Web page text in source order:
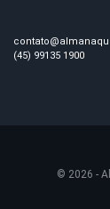
(45) 99135 1900
© 2026 -